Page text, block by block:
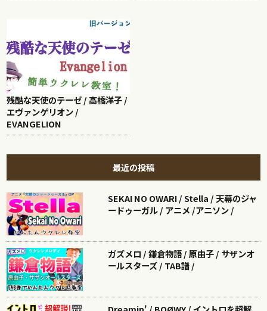
残酷な天使のテーゼ / 高橋洋子 /
エヴァンゲリオン /
EVANGELION
最近の投稿
SEKAI NO OWARI / Stella / 天幕のジャ
ードゥーガル / アニメ /アニソン /
ガズメロ / 鎌倉物語 / 原由子 / サザンオ
ールスターズ / TAB譜 /